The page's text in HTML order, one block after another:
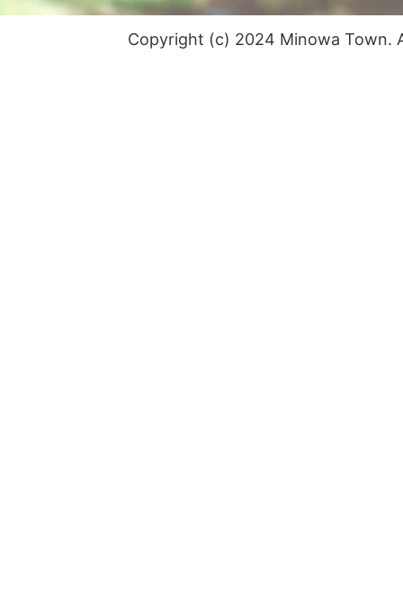
Copyright (c) 2024 Minowa Town.